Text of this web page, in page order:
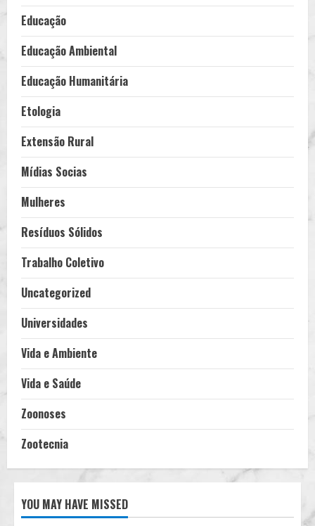
Educação
Educação Ambiental
Educação Humanitária
Etologia
Extensão Rural
Mídias Socias
Mulheres
Resíduos Sólidos
Trabalho Coletivo
Uncategorized
Universidades
Vida e Ambiente
Vida e Saúde
Zoonoses
Zootecnia
YOU MAY HAVE MISSED